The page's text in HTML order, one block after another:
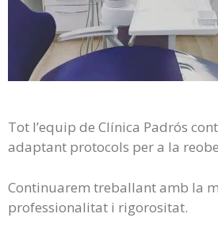
Tot l’equip de Clínica Padrós
adaptant protocols per a la
Continuarem treballant amb la
professionalitat i rigorositat.